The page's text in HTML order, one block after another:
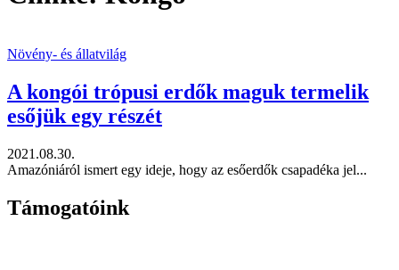
Növény- és állatvilág
A kongói trópusi erdők maguk termelik
esőjük egy részét
2021.08.30.
Amazóniáról ismert egy ideje, hogy az esőerdők csapadéka jel...
Támogatóink